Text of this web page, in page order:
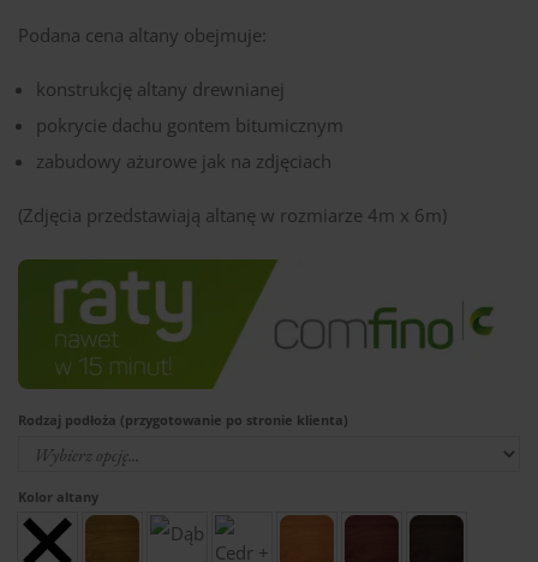
Podana cena altany obejmuje:
konstrukcję altany drewnianej
pokrycie dachu gontem bitumicznym
zabudowy ażurowe jak na zdjęciach
(Zdjęcia przedstawiają altanę w rozmiarze 4m x 6m)
Rodzaj podłoża (przygotowanie po stronie klienta)
Kolor altany